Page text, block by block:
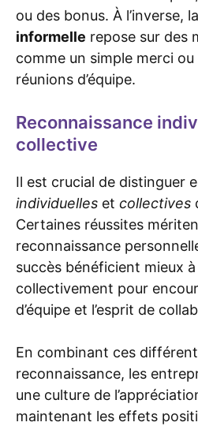
ou des bonus. À l’inverse, la
informelle repose sur des
comme un simple merci
réunions d’équipe.
Reconnaissance
collective
Il est crucial de distinguer
individuelles et collectives
Certaines réussites
reconnaissance
succès bénéficient mieux
collectivement pour
d’équipe et l’esprit de
En combinant ces
reconnaissance, les
une culture de
maintenant les effets